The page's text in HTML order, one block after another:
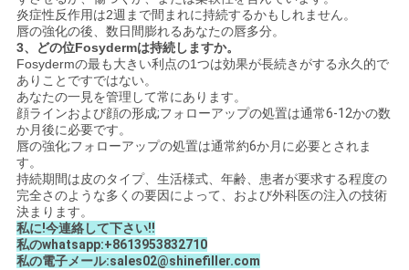
炎症性反作用は2週まで間まれに持続するかもしれません。
唇の強化の後、数日間膨れるあなたの唇多分。
3、どの位Fosydermは持続しますか。
Fosydermの最も大きい利点の1つは効果が長続きがする永久的で
ありことですではない。
あなたの一見を管理して常にあります。
顔ラインおよび顔の形成;フォローアップの処置は通常6-12かの数
か月後に必要です。
唇の強化;フォローアップの処置は通常約6か月に必要とされま
す。
持続期間は皮のタイプ、生活様式、年齢、患者が要求する程度の
完全さのような多くの要因によって、および外科医の注入の技術
決まります。
私に!今連絡して下さい!!
私のwhatsapp:+8613953832710
私の電子メール:sales02@shinefiller.com